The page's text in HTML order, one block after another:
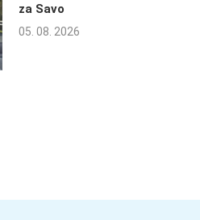
za Savo
05. 08. 2026